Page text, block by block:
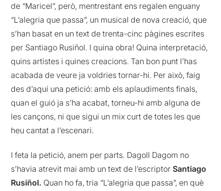
de “Maricel”, però, mentrestant ens regalen enguany
“L’alegria que passa”, un musical de nova creació, que
s’han basat en un text de trenta-cinc pàgines escrites
per Santiago Rusiñol. I quina obra! Quina interpretació,
quins artistes i quines creacions. Tan bon punt l’has
acabada de veure ja voldries tornar-hi. Per això, faig
des d’aquí una petició: amb els aplaudiments finals,
quan el guió ja s’ha acabat, torneu-hi amb alguna de
les cançons, ni que sigui un mix curt de totes les que
heu cantat a l’escenari.
I feta la petició, anem per parts. Dagoll Dagom no
s’havia atrevit mai amb un text de l’escriptorSantiago
Rusiñol. Quan ho fa, tria “L’alegria que passa”, en què